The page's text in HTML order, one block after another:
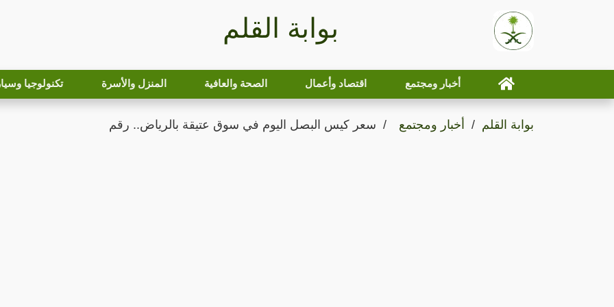
بوابة القلم
أخبار ومجتمع اقتصاد وأعمال الصحة والعافية المنزل والأسرة تكنولوجيا
بوابة القلم أخبار ومجتمع سعر كيس البصل اليوم في سوق عتيقة بالرياض.. رقم